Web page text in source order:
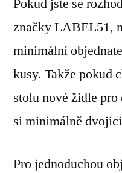
značky LABEL51,
minimální
kusy. Takže pokud
stolu nové židle
si minimálně
Pro jednoduchou